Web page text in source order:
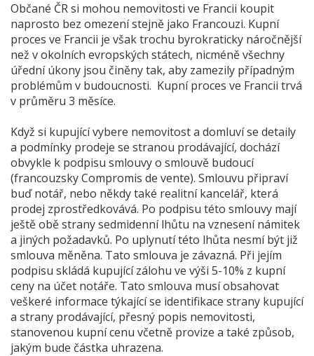
Občané ČR si mohou nemovitosti ve Francii koupit
naprosto bez omezení stejně jako Francouzi. Kupní
proces ve Francii je však trochu byrokraticky náročnější
než v okolních evropských státech, nicméně všechny
úřední úkony jsou činěny tak, aby zamezily případným
problémům v budoucnosti. Kupní proces ve Francii trvá
v průměru 3 měsíce.
Když si kupující vybere nemovitost a domluví se detaily
a podmínky prodeje se stranou prodávající, dochází
obvykle k podpisu smlouvy o smlouvě budoucí
(francouzsky Compromis de vente). Smlouvu připraví
buď notář, nebo někdy také realitní kancelář, která
prodej zprostředkovává. Po podpisu této smlouvy mají
ještě obě strany sedmidenní lhůtu na vznesení námitek
a jiných požadavků. Po uplynutí této lhůta nesmí být již
smlouva měněna. Tato smlouva je závazná. Při jejím
podpisu skládá kupující zálohu ve výši 5-10% z kupní
ceny na účet notáře. Tato smlouva musí obsahovat
veškeré informace týkající se identifikace strany kupující
a strany prodávající, přesný popis nemovitosti,
stanovenou kupní cenu včetně provize a také způsob,
jakým bude částka uhrazena.